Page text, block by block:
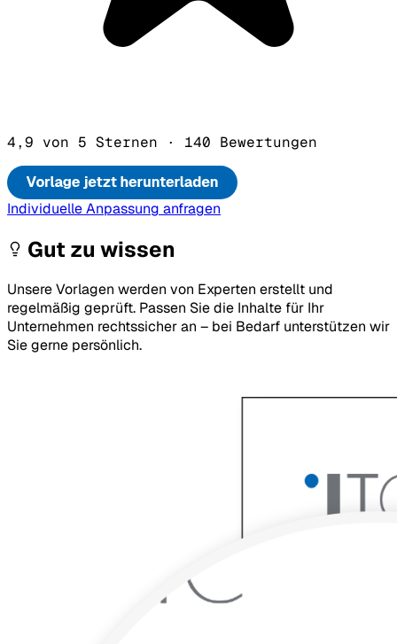
4,9 von 5 Sternen · 140 Bewertungen
Individuelle Anpassung anfragen
Gut zu wissen
Unsere Vorlagen werden von Experten erstellt und
regelmäßig geprüft. Passen Sie die Inhalte für Ihr
Unternehmen rechtssicher an – bei Bedarf unterstützen wir
Sie gerne persönlich.